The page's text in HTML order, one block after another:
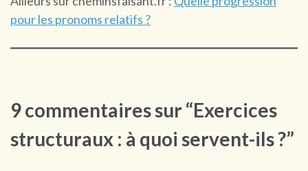
pour les pronoms relatifs ?
9 commentaires sur “Exercices
structuraux : à quoi servent-ils ?”